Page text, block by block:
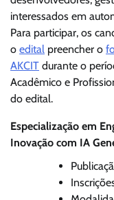
interessados em
Para participar, os
o edital preencher o
AKCIT durante o
Acadêmico e
do edital.
Especialização em
Inovação com IA